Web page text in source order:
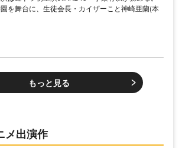
を舞台に、生徒会長・カイザーこと神崎亜蘭(本
もっと見る
メ出演作